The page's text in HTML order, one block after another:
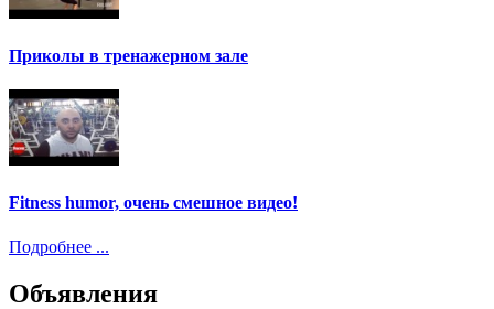
Приколы в тренажерном зале
Fitness humor, очень смешное видео!
Подробнее ...
Объявления